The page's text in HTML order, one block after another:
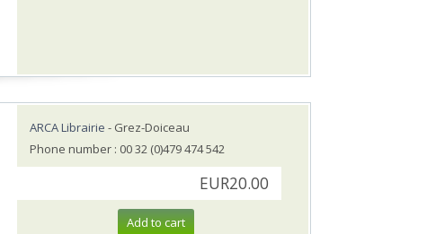
ARCA Librairie - Grez-Doiceau
Phone number : 00 32 (0)479 474 542
EUR20.00
Add to cart